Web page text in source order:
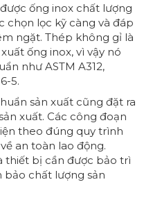
ống inox chất lượng
chọn lọc kỹ càng và đáp
ngặt. Thép không gỉ là
ống inox, vì vậy nó
như ASTM A312,
5.
sản xuất cũng đặt ra
xuất. Các công đoạn
theo đúng quy trình
an toàn lao động.
thiết bị cần được bảo trì
bảo chất lượng sản